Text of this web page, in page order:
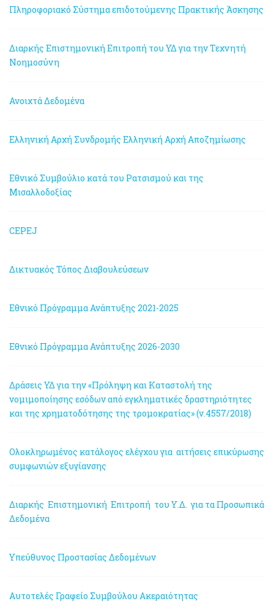
Πληροφοριακό Σύστημα επιδοτούμενης Πρακτικής Άσκησης
Διαρκής Επιστημονική Επιτροπή του ΥΔ για την Τεχνητή
Νοημοσύνη
Ανοιχτά Δεδομένα
Ελληνική Αρχή Συνδρομής Ελληνική Αρχή Αποζημίωσης
Εθνικό Συμβούλιο κατά του Ρατσισμού και της
Μισαλλοδοξίας
CEPEJ
Δικτυακός Τόπος Διαβουλεύσεων
Εθνικό Πρόγραμμα Ανάπτυξης 2021-2025
Εθνικό Πρόγραμμα Ανάπτυξης 2026-2030
Δράσεις ΥΔ για την «Πρόληψη και Καταστολή της
νομιμοποίησης εσόδων από εγκληματικές δραστηριότητες
και της χρηματοδότησης της τρομοκρατίας» (ν.4557/2018)
Ολοκληρωμένος κατάλογος ελέγχου για αιτήσεις επικύρωσης
συμφωνιών εξυγίανσης
Διαρκής Επιστημονική Επιτροπή του Υ.Δ. για τα Προσωπικά
Δεδομένα
Υπεύθυνος Προστασίας Δεδομένων
Αυτοτελές Γραφείο Συμβούλου Ακεραιότητας